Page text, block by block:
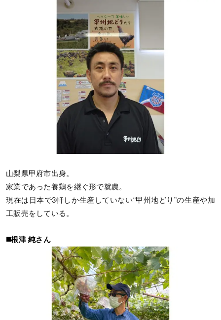
山梨県甲府市出身。
家業であった養鶏を継ぐ形で就農。
現在は日本で3軒しか生産していない“甲州地どり”の生産や加
工販売をしている。
◼️根津 純さん